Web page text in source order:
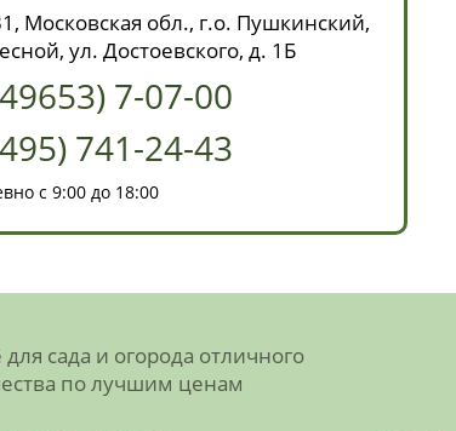
Московская обл., г.о. Пушкинский,
ул. Достоевского, д. 1Б
7-07-00
741-24-43
с 9:00 до 18:00
для сада и огорода отличного
по лучшим ценам